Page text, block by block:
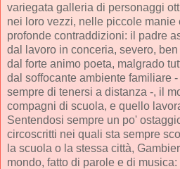
variegata galleria di personaggi
nei loro vezzi, nelle piccole
profonde contraddizioni: il padre
dal lavoro in conceria, severo,
dal forte animo poeta, malgrado
dal soffocante ambiente familiare
sempre di tenersi a distanza -, il
compagni di scuola, e quello
Sentendosi sempre un po'
circoscritti nei quali sta sempre
la scuola o la stessa città,
mondo, fatto di parole e di